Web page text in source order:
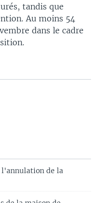
tandis que
Au moins 54
dans le cadre
l'annulation de la